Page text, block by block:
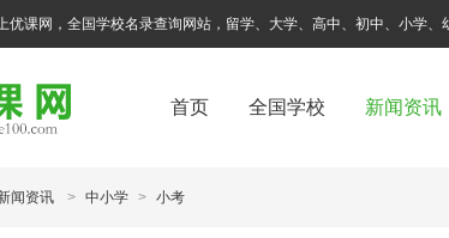
优课网，全国学校名录查询网站，留学、大学、高中、初中、小学、
首页 全国学校 新闻资讯
闻资讯 > 中小学 > 小考